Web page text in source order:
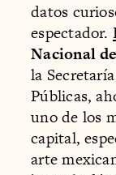
datos
espectador.
Nacional
la
Públicas,
uno de los
capital,
arte